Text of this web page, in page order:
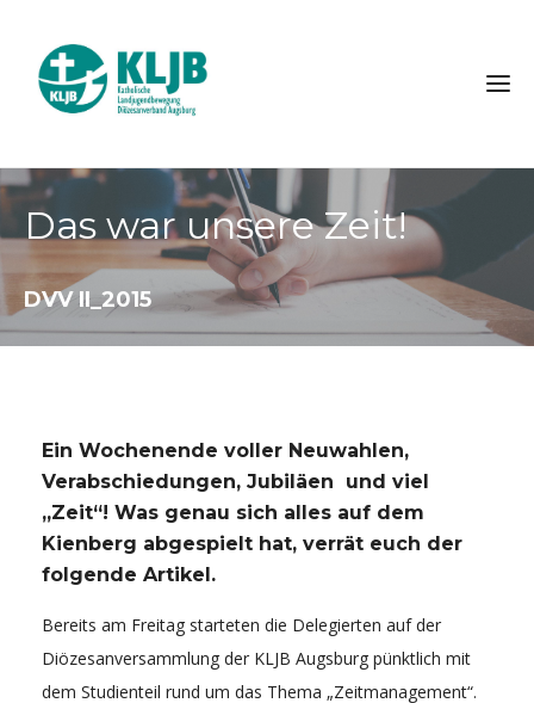
Das war unsere Zeit!
DVV II_2015
Ein Wochenende voller Neuwahlen,
Verabschiedungen, Jubiläen und viel
„Zeit“! Was genau sich alles auf dem
Kienberg abgespielt hat, verrät euch der
folgende Artikel.
Bereits am Freitag starteten die Delegierten auf der
Diözesanversammlung der KLJB Augsburg pünktlich mit
dem Studienteil rund um das Thema „Zeitmanagement“.